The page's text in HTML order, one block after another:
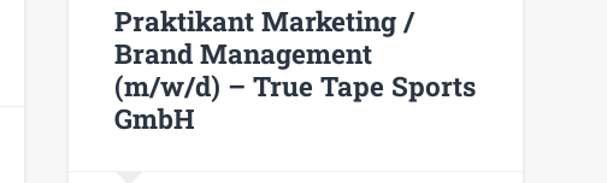
Praktikant Marketing /
Brand Management
(m/w/d) – True Tape Sports
GmbH